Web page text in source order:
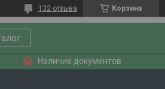
Корзина
132 отзыва
Наличие документов